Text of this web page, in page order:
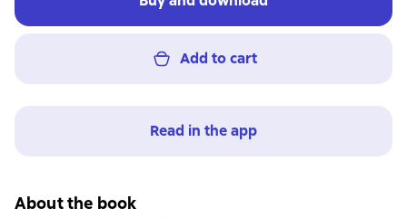
Add to cart
Read in the app
About the book